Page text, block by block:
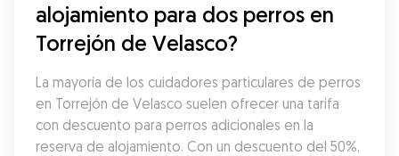
alojamiento para dos perros en
Torrejón de Velasco?
La mayoría de los cuidadores particulares de perros
en Torrejón de Velasco suelen ofrecer una tarifa
con descuento para perros adicionales en la
reserva de alojamiento. Con un descuento del 50%,